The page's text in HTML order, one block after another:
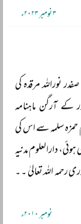
۳ نومبر ۲۰۲۳ء
نوراللہ مرقدہ کی
کے آرگن ماہنامہ
حمزہ سلمہ سے اس کی
دارالعلوم مدنیہ
رحمہ اللہ تعالیٰ ۔ ۔
نومبر ۲۰۱۰ء